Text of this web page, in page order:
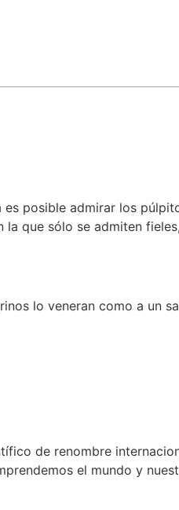
posible admirar los
que sólo se admiten
lo veneran como a un
de renombre
el mundo y